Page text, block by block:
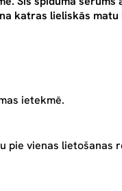
katras lieliskās
ietekmē.
pie vienas lietošanas